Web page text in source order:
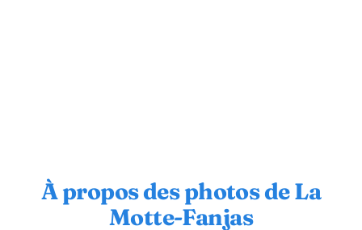
À propos des photos de La
Motte-Fanjas